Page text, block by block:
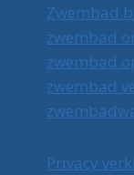
Zwembad
zwembad
zwembad
zwembad
Privacy